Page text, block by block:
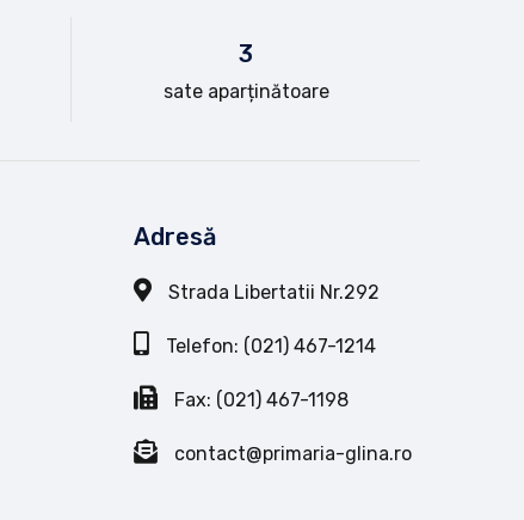
3
sate aparținătoare
Adresă
Strada Libertatii Nr.292
Telefon: (021) 467-1214
Fax: (021) 467-1198
contact@primaria-glina.ro